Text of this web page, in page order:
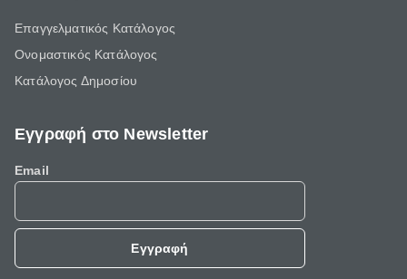
Επαγγελματικός Κατάλογος
Ονομαστικός Κατάλογος
Κατάλογος Δημοσίου
Εγγραφή στο Newsletter
Email
Εγγραφή